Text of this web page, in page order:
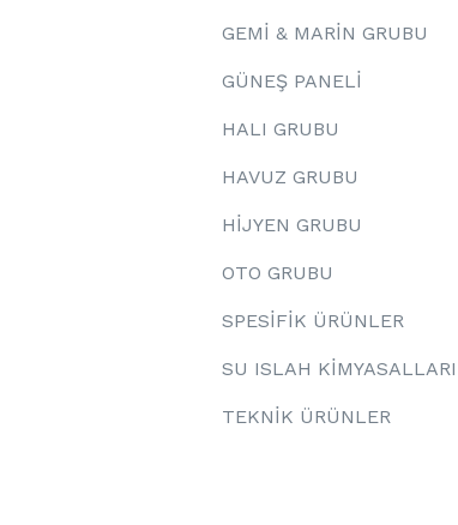
GEMİ & MARİN GRUBU
GÜNEŞ PANELİ
HALI GRUBU
HAVUZ GRUBU
HİJYEN GRUBU
OTO GRUBU
SPESİFİK ÜRÜNLER
SU ISLAH KİMYASALLARI
TEKNİK ÜRÜNLER